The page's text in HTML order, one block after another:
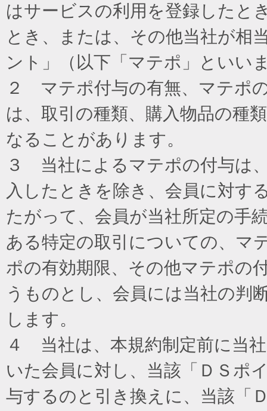
はサービスの利用を登録したと
とき、または、その他当社が相
ント」（以下「マテポ」といい
２ マテポ付与の有無、マテポ
は、取引の種類、購入物品の種
なることがあります。
３ 当社によるマテポの付与は
入したときを除き、会員に対す
たがって、会員が当社所定の手
ある特定の取引についての、マ
ポの有効期限、その他マテポの
うものとし、会員には当社の判
します。
４ 当社は、本規約制定前に当
いた会員に対し、当該「ＤＳポ
与するのと引き換えに、当該「